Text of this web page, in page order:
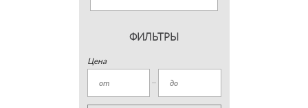
ФИЛЬТРЫ
Цена